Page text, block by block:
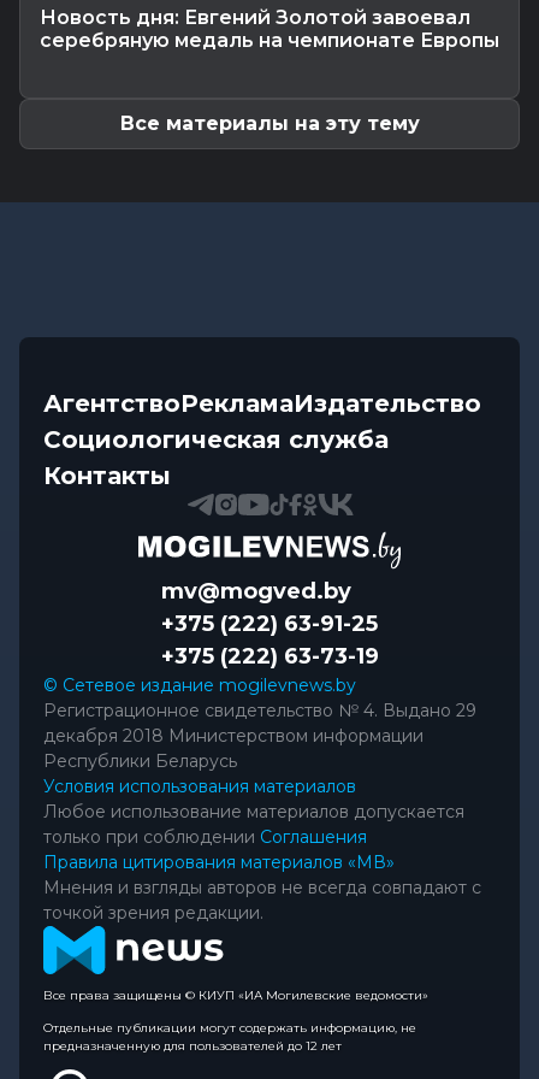
Происшествия -06.08.2026 14:07
Новость дня: Евгений Золотой завоевал
серебряную медаль на чемпионате Европы
Все материалы на эту тему
АгентствоРекламаИздательство
Социологическая служба
Контакты
mv@mogved.by
+375 (222) 63-91-25
+375 (222) 63-73-19
© Сетевое издание mogilevnews.by
Регистрационное свидетельство № 4. Выдано 29
декабря 2018 Министерством информации
Республики Беларусь
Условия использования материалов
Любое использование материалов допускается
только при соблюдении Соглашения
Правила цитирования материалов «МВ»
Мнения и взгляды авторов не всегда совпадают с
точкой зрения редакции.
Все права защищены © КИУП «ИА Могилевские ведомости»
Отдельные публикации могут содержать информацию, не
предназначенную для пользователей до 12 лет